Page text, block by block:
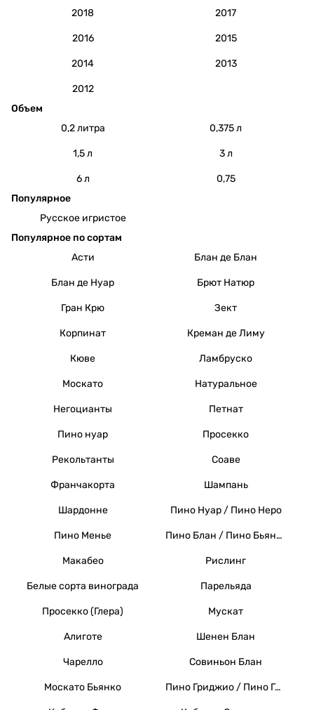
2018 2017
2016 2015
2014 2013
2012
Объем
0,2 литра
0,375 л
1,5 л 3 л
6 л
0,75
Популярное
Русское игристое
Популярное по сортам
Асти
Блан де Блан
Блан де Нуар Брют Натюр
Гран Крю Зект
Корпинат Креман де Лиму
Кюве Ламбруско
Москато Натуральное
Негоцианты Петнат
Пино нуар Просекко
Рекольтанты Соаве
Франчакорта Шампань
Шардонне Пино Нуар / Пино Неро
Пино Менье Пино Блан / Пино Бьянко / Вайссер Бургундер
Макабео Рислинг
Белые сорта винограда Парельяда
Просекко (Глера) Мускат
Алиготе Шенен Блан
Чарелло Совиньон Блан
Москато Бьянко Пино Гриджио / Пино Гри